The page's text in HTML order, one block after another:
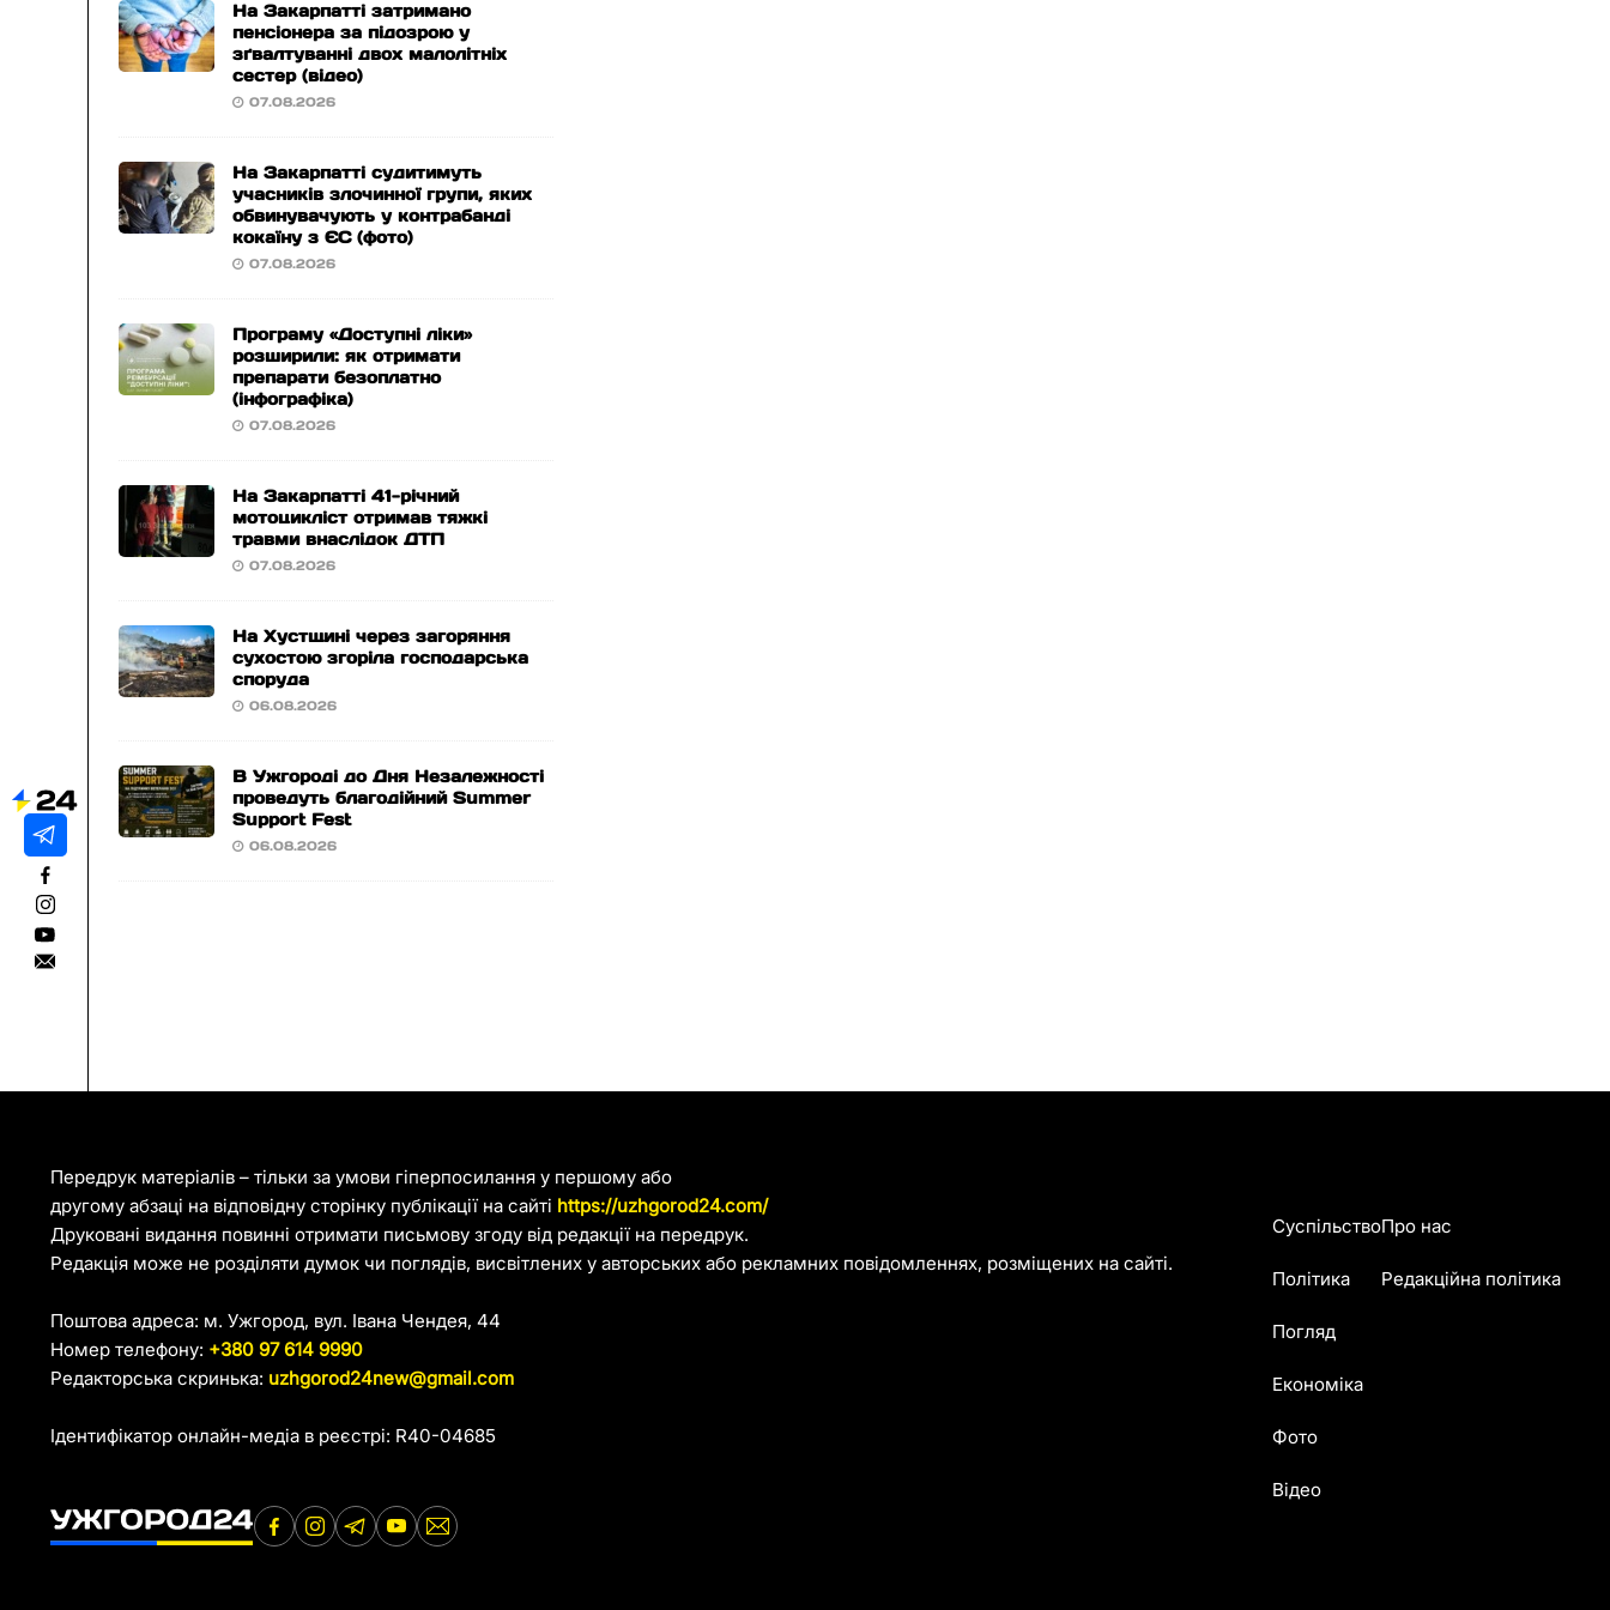
На Закарпатті затримано
пенсіонера за підозрою у
зґвалтуванні двох малолітніх
сестер (відео)
07.08.2026
На Закарпатті судитимуть
учасників злочинної групи, яких
обвинувачують у контрабанді
кокаїну з ЄС (фото)
07.08.2026
Програму «Доступні ліки»
розширили: як отримати
препарати безоплатно
(інфографіка)
07.08.2026
На Закарпатті 41-річний
мотоцикліст отримав тяжкі
травми внаслідок ДТП
07.08.2026
На Хустщині через загоряння
сухостою згоріла господарська
споруда
06.08.2026
В Ужгороді до Дня Незалежності
проведуть благодійний Summer
Support Fest
06.08.2026
Передрук матеріалів – тільки за умови гіперпосилання у першому або
другому абзаці на відповідну сторінку публікації на сайті https://uzhgorod24.com/
Друковані видання повинні отримати письмову згоду від редакції на передрук.
Редакція може не розділяти думок чи поглядів, висвітлених у авторських або рекламних повідомленнях, розміщених на сайті.
Поштова адреса: м. Ужгород, вул. Івана Чендея, 44
Номер телефону: +380 97 614 9990
Редакторська скринька: uzhgorod24new@gmail.com
Ідентифікатор онлайн-медіа в реєстрі: R40-04685
Суспільство
Політика
Погляд
Економіка
Фото
Відео
Про нас
Редакційна політика